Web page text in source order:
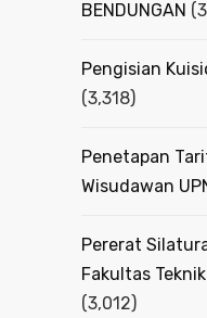
BENDUNGAN
Pengisian
(3,318)
Penetapan
Wisudawan
Pererat
Fakultas
(3,012)